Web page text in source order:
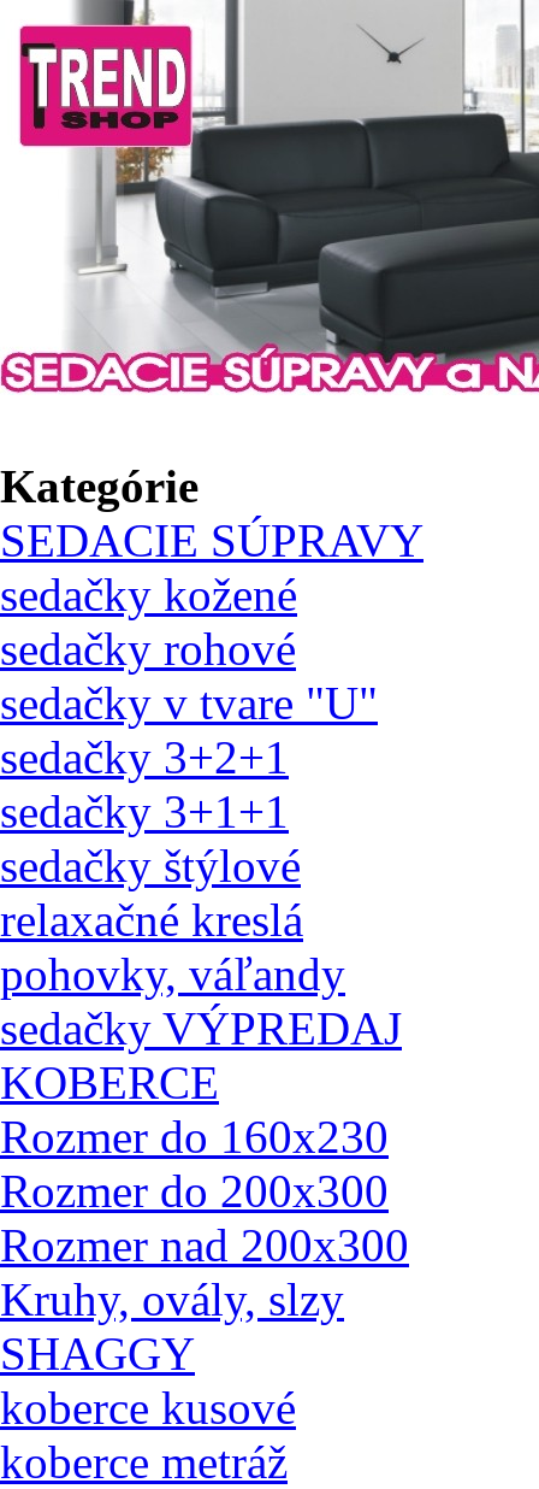
Kategórie
SEDACIE SÚPRAVY
sedačky kožené
sedačky rohové
sedačky v tvare "U"
sedačky 3+2+1
sedačky 3+1+1
sedačky štýlové
relaxačné kreslá
pohovky, váľandy
sedačky VÝPREDAJ
KOBERCE
Rozmer do 160x230
Rozmer do 200x300
Rozmer nad 200x300
Kruhy, ovály, slzy
SHAGGY
koberce kusové
koberce metráž